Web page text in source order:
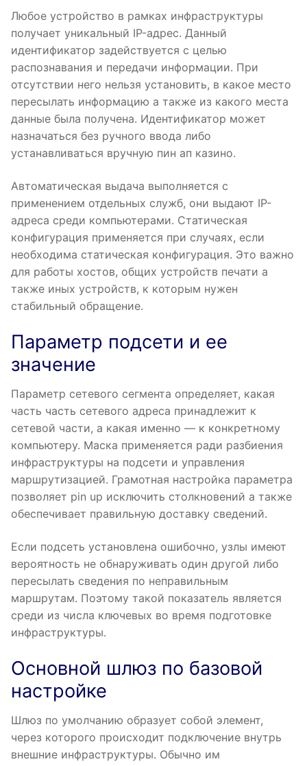
Любое устройство в рамках инфраструктуры
получает уникальный IP-адрес. Данный
идентификатор задействуется с целью
распознавания и передачи информации. При
отсутствии него нельзя установить, в какое место
пересылать информацию а также из какого места
данные была получена. Идентификатор может
назначаться без ручного ввода либо
устанавливаться вручную пин ап казино.
Автоматическая выдача выполняется с
применением отдельных служб, они выдают IP-
адреса среди компьютерами. Статическая
конфигурация применяется при случаях, если
необходима статическая конфигурация. Это важно
для работы хостов, общих устройств печати а
также иных устройств, к которым нужен
стабильный обращение.
Параметр подсети и ее
значение
Параметр сетевого сегмента определяет, какая
часть часть сетевого адреса принадлежит к
сетевой части, а какая именно — к конкретному
компьютеру. Маска применяется ради разбиения
инфраструктуры на подсети и управления
маршрутизацией. Грамотная настройка параметра
позволяет pin up исключить столкновений а также
обеспечивает правильную доставку сведений.
Если подсеть установлена ошибочно, узлы имеют
вероятность не обнаруживать один другой либо
пересылать сведения по неправильным
маршрутам. Поэтому такой показатель является
среди из числа ключевых во время подготовке
инфраструктуры.
Основной шлюз по базовой
настройке
Шлюз по умолчанию образует собой элемент,
через которого происходит подключение внутрь
внешние инфраструктуры. Обычно им